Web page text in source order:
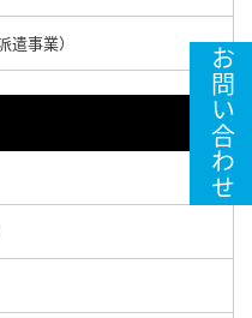
遣事業）
お問い合わせ